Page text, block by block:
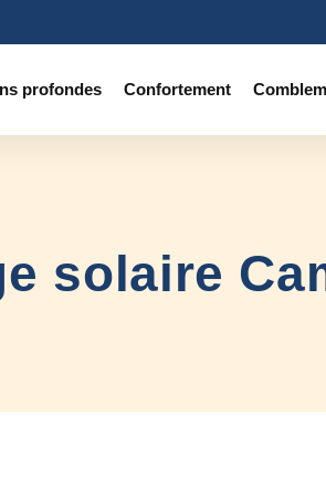
profondes Confortement
solaire